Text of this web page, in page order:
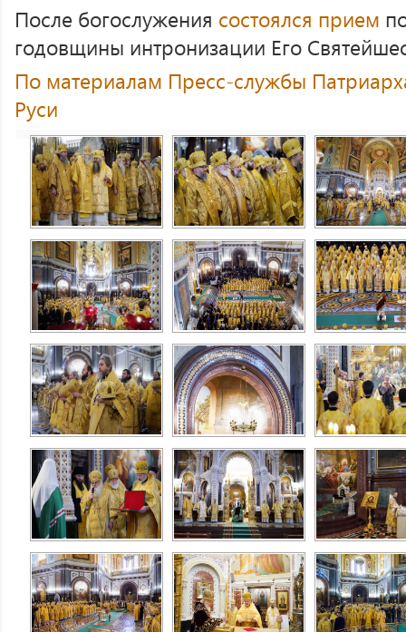
После богослужения состоялся прием
годовщины интронизации Его
По материалам Пресс-службы
Руси